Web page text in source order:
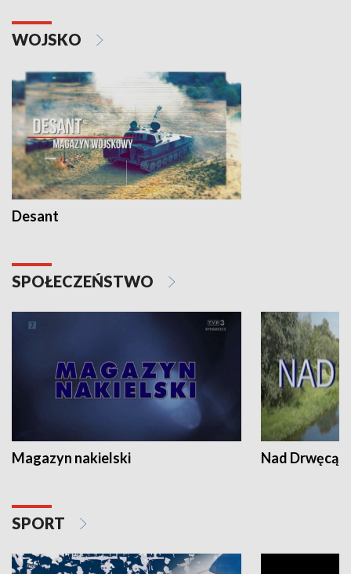
WOJSKO
Desant
SPOŁECZEŃSTWO
Magazyn nakielski Nad Drwęcą
SPORT